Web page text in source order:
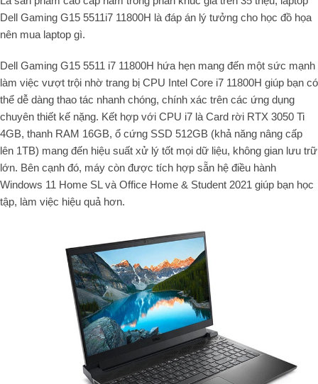
Dell Gaming G15 5511i7 11800H là đáp án lý tưởng cho học đồ họa
nên mua laptop gì.
Dell Gaming G15 5511 i7 11800H hứa hẹn mang đến một sức mạnh
làm việc vượt trội nhờ trang bị CPU Intel Core i7 11800H giúp bạn có
thể dễ dàng thao tác nhanh chóng, chính xác trên các ứng dụng
chuyên thiết kế nặng. Kết hợp với CPU i7 là Card rời RTX 3050 Ti
4GB, thanh RAM 16GB, ổ cứng SSD 512GB (khả năng nâng cấp
lên 1TB) mang đến hiệu suất xử lý tốt mọi dữ liệu, không gian lưu trữ
lớn. Bên cạnh đó, máy còn được tích hợp sẵn hệ điều hành
Windows 11 Home SL và Office Home & Student 2021 giúp bạn học
tập, làm việc hiệu quả hơn.